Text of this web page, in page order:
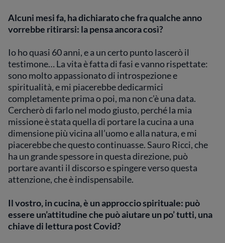
Alcuni mesi fa, ha dichiarato che fra qualche anno
vorrebbe ritirarsi: la pensa ancora così?
Io ho quasi 60 anni, e a un certo punto lascerò il
testimone… La vita è fatta di fasi e vanno rispettate:
sono molto appassionato di introspezione e
spiritualità, e mi piacerebbe dedicarmici
completamente prima o poi, ma non c’è una data.
Cercherò di farlo nel modo giusto, perché la mia
missione è stata quella di portare la cucina a una
dimensione più vicina all’uomo e alla natura, e mi
piacerebbe che questo continuasse. Sauro Ricci, che
ha un grande spessore in questa direzione, può
portare avanti il discorso e spingere verso questa
attenzione, che è indispensabile.
Il vostro, in cucina, è un approccio spirituale: può
essere un’attitudine che può aiutare un po’ tutti, una
chiave di lettura post Covid?